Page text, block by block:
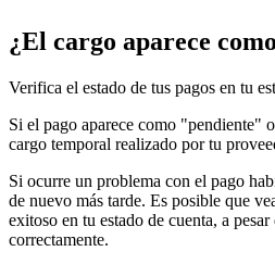
¿El cargo aparece
Verifica el estado de tus pagos en tu
Si el pago aparece como "pendiente"
cargo temporal realizado por tu
Si ocurre un problema con el pago
de nuevo más tarde. Es posible que
exitoso en tu estado de cuenta, a
correctamente.